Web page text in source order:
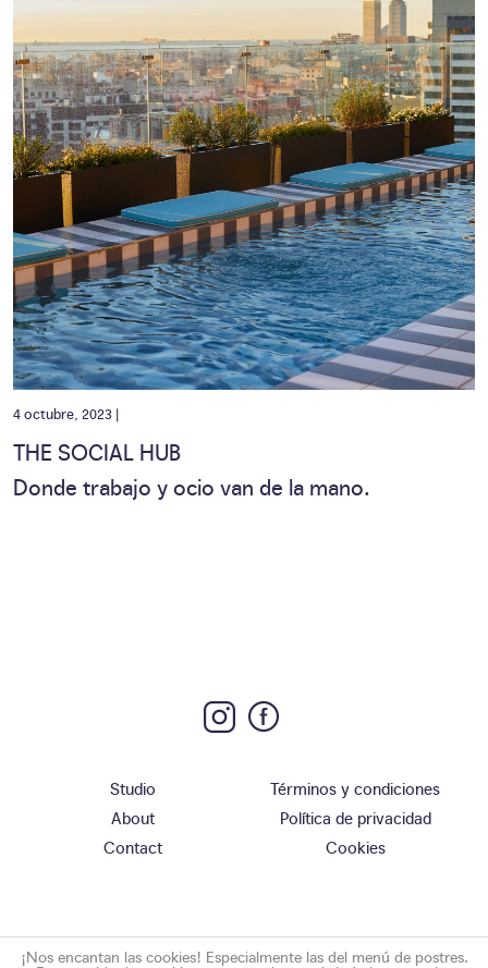
4 octubre, 2023 |
THE SOCIAL HUB
Donde trabajo y ocio van de la mano.
Studio
About
Contact
Términos y condiciones
Política de privacidad
Cookies
¡Nos encantan las cookies! Especialmente las del menú de postres.